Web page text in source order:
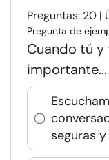
Preguntas: 20 |
Pregunta de
Cuando tú y
importante...
seguras